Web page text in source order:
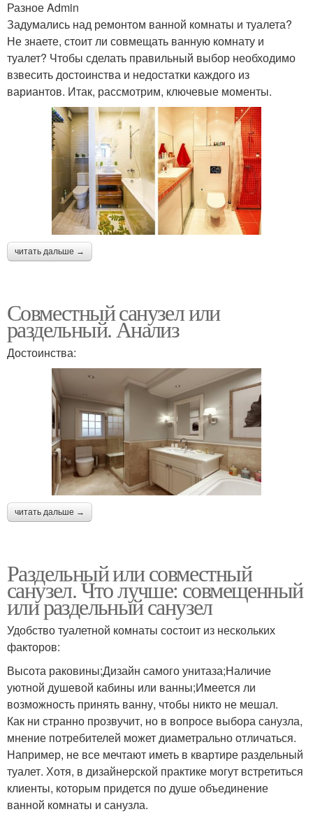
Разное Admin
Задумались над ремонтом ванной комнаты и туалета?
Не знаете, стоит ли совмещать ванную комнату и
туалет? Чтобы сделать правильный выбор необходимо
взвесить достоинства и недостатки каждого из
вариантов. Итак, рассмотрим, ключевые моменты.
читать дальше →
Совместный санузел или
раздельный. Анализ
Достоинства:
читать дальше →
Раздельный или совместный
санузел. Что лучше: совмещенный
или раздельный санузел
Удобство туалетной комнаты состоит из нескольких
факторов:
Высота раковины;Дизайн самого унитаза;Наличие
уютной душевой кабины или ванны;Имеется ли
возможность принять ванну, чтобы никто не мешал.
Как ни странно прозвучит, но в вопросе выбора санузла,
мнение потребителей может диаметрально отличаться.
Например, не все мечтают иметь в квартире раздельный
туалет. Хотя, в дизайнерской практике могут встретиться
клиенты, которым придется по душе объединение
ванной комнаты и санузла.